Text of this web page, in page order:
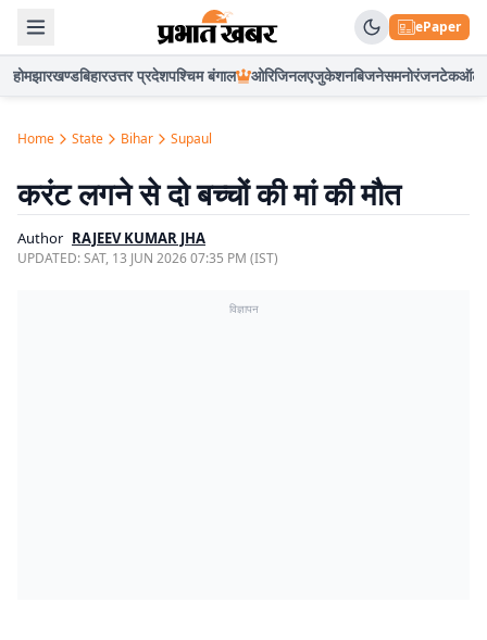
ePaper
होमझारखण्डबिहारउत्तर प्रदेशपश्चिम बंगाल ओरिजिनलएजुकेशनबिजनेसमनोरंजनटेकऑटो
Home State Bihar Supaul
करंट लगने से दो बच्चों की मां की मौत
Author RAJEEV KUMAR JHA
UPDATED:SAT, 13 JUN 2026 07:35 PM (IST)
विज्ञापन